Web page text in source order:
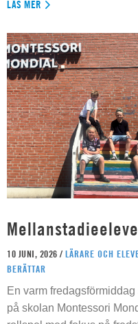
LÄS MER
10 JUNI, 2026 / LÄRARE OCH
BERÄTTAR
En varm
på skolan Montessori